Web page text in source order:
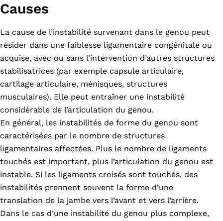
Causes
La cause de l’instabilité survenant dans le genou peut
résider dans une faiblesse ligamentaire congénitale ou
acquise, avec ou sans l’intervention d’autres structures
stabilisatrices (par exemple capsule articulaire,
cartilage articulaire, ménisques, structures
musculaires). Elle peut entraîner une instabilité
considérable de l’articulation du genou.
En général, les instabilités de forme du genou sont
caractérisées par le nombre de structures
ligamentaires affectées. Plus le nombre de ligaments
touchés est important, plus l’articulation du genou est
instable. Si les ligaments croisés sont touchés, des
instabilités prennent souvent la forme d’une
translation de la jambe vers l’avant et vers l’arrière.
Dans le cas d’une instabilité du genou plus complexe,